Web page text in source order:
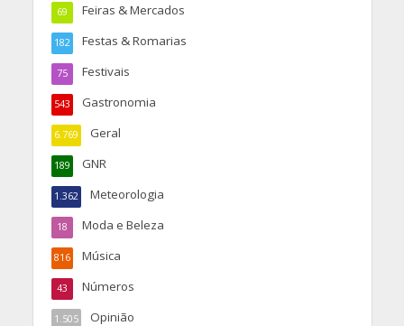
Feiras & Mercados
69
Festas & Romarias
182
Festivais
75
Gastronomia
543
Geral
6.769
GNR
189
Meteorologia
1.362
Moda e Beleza
18
Música
816
Números
43
Opinião
1.505